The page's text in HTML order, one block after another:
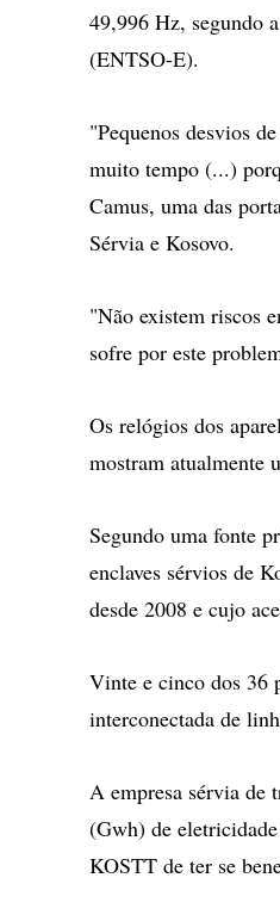
49,996 Hz, segundo
(ENTSO-E).
"Pequenos desvios
muito tempo (...)
Camus, uma das
Sérvia e Kosovo.
"Não existem riscos
sofre por este
Os relógios dos
mostram atualmente
Segundo uma fonte
enclaves sérvios de
desde 2008 e cujo
Vinte e cinco dos 36
interconectada de
A empresa sérvia de
(Gwh) de
KOSTT de ter se